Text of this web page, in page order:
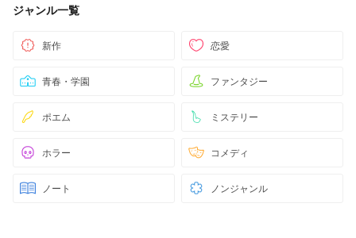
ジャンル一覧
新作 恋愛
青春・学園 ファンタジー
ポエム ミステリー
ホラー コメディ
ノート ノンジャンル